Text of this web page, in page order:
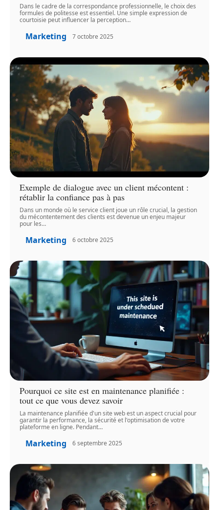
Dans le cadre de la correspondance professionnelle, le choix des
formules de politesse est essentiel. Une simple expression de
courtoisie peut influencer la perception…
Marketing 7 octobre 2025
Exemple de dialogue avec un client mécontent :
rétablir la confiance pas à pas
Dans un monde où le service client joue un rôle crucial, la gestion
du mécontentement des clients est devenue un enjeu majeur
pour les…
Marketing 6 octobre 2025
Pourquoi ce site est en maintenance planifiée :
tout ce que vous devez savoir
La maintenance planifiée d'un site web est un aspect crucial pour
garantir la performance, la sécurité et l'optimisation de votre
plateforme en ligne. Pendant…
Marketing 6 septembre 2025